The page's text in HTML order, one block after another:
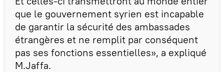
que le gouvernement syrien est incapable
de garantir la sécurité des ambassades
étrangères et ne remplit par conséquent
pas ses fonctions essentielles», a expliqué
M.Jaffa.